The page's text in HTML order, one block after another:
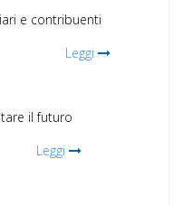
e contribuenti
Leggi
il futuro
Leggi